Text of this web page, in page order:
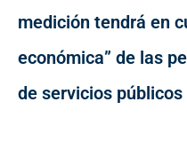
medición tendrá en
económica” de las
de servicios públicos